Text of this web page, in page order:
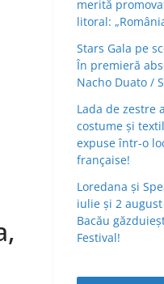
merită
litoral:
Stars Gala pe
În premieră
Nacho Duato /
Lada de zestre
costume și
expuse într-o
française!
Loredana și
iulie și 2
Bacău
Festival!